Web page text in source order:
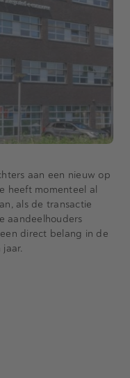
aan een nieuw op
heeft momenteel al
als de transactie
aandeelhouders
direct belang in de